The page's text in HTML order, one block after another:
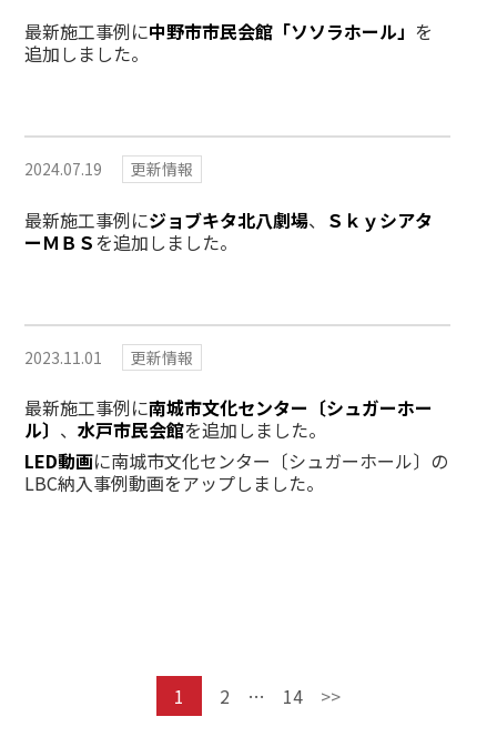
最新施工事例に中野市市民会館「ソソラホール」 を
追加しました。
2024.07.19 更新情報
最新施工事例にジョブキタ北八劇場、 Ｓｋｙシアタ
ーＭＢＳを追加しました。
2023.11.01 更新情報
最新施工事例に南城市文化センター〔シュガーホー
ル〕 、水戸市民会館を追加しました。
LED動画に南城市文化センター〔シュガーホール〕の
LBC納入事例動画をアップしました。
1 2 … 14 >>